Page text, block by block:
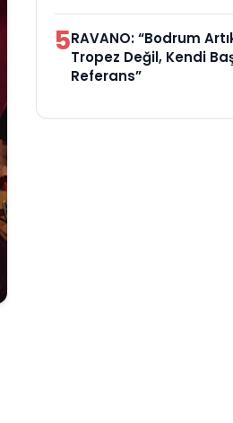
5RAVANO: “Bodrum
Tropez Değil, Kendi
Referans”